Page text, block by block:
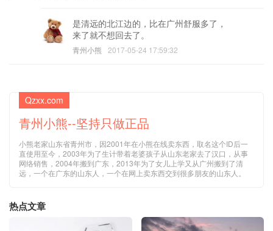
是清远的北江边的，比在广州舒服多了，
来了就不想回去了。
青州小熊 2017-05-24 17:59:32
Qzxx.com
青州小熊--坚持只做正品
小熊老家山东省青州市，因2001年在小熊在线卖东西，取名这个ID后一
直使用至今，2003年为了生计带着老婆孩子从山东老家去了汉口，从事
网络销售，2004年搬到广东，2013年为了女儿上学又从广州搬到了清
远，一个在广东的山东人，一个在网上卖东西交到很多朋友的山东人。
热点文章